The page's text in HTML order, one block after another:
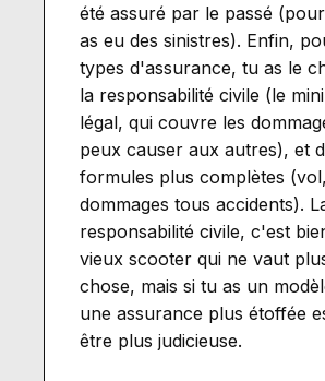
été assuré par le passé
as eu des sinistres). Enfin,
types d'assurance, tu as le
la responsabilité civile (le
légal, qui couvre les
peux causer aux autres), et
formules plus complètes
dommages tous accidents).
responsabilité civile, c'est
vieux scooter qui ne vaut
chose, mais si tu as un
une assurance plus étoffée
être plus judicieuse.